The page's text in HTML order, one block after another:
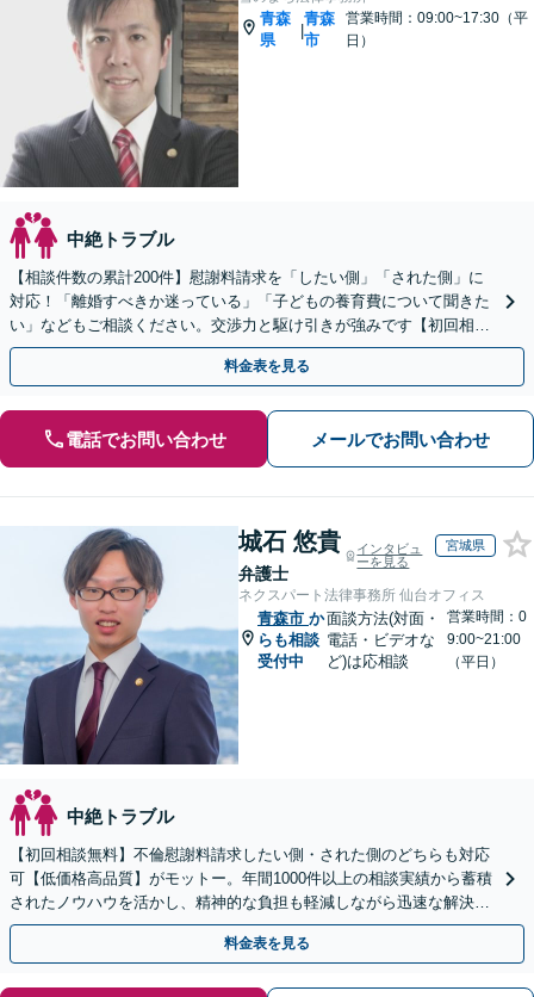
青森
県
|
青森
市
営業時間：09:00~17:30（平
日）
中絶トラブル
【相談件数の累計200件】慰謝料請求を「したい側」「された側」に
対応！「離婚すべきか迷っている」「子どもの養育費について聞きた
い」などもご相談ください。交渉力と駆け引きが強みです【初回相談
無料／当日・夜間も相談可】
料金表を見る
電話でお問い合わせ メールでお問い合わせ
城石 悠貴
弁護士
インタビュ
ーを見る
宮城県
ネクスパート法律事務所 仙台オフィス
青森市 か
らも相談
受付中
面談方法(対面・
電話・ビデオな
ど)は応相談
営業時間：0
9:00~21:00
（平日）
中絶トラブル
【初回相談無料】不倫慰謝料請求したい側・された側のどちらも対応
可【低価格高品質】がモットー。年間1000件以上の相談実績から蓄積
されたノウハウを活かし、精神的な負担も軽減しながら迅速な解決を
目指します。【休日・夜間相談あり】【ビデオ面談可】
料金表を見る